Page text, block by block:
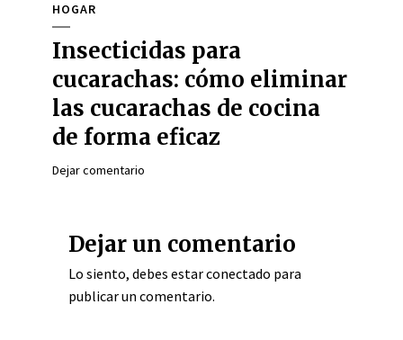
HOGAR
Insecticidas para
cucarachas: cómo eliminar
las cucarachas de cocina
de forma eficaz
Dejar comentario
Dejar un comentario
Lo siento, debes estarconectado para
publicar un comentario.